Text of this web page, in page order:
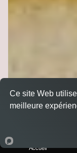
Accueil
Ce site Web
meilleure